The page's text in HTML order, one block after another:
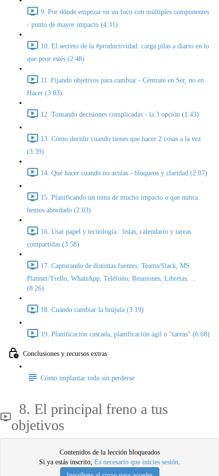
9. Por dónde empezar en un foco con múltiples componentes
- punto de mayor impacto (4:31)
10. El secreto de la #productividad: carga pilas a diario en lo
que peor estés (2:48)
11. Fijando objetivos para cambiar - Céntrate en Ser, no en
Hacer (3:03)
12. Tomando decisiones complicadas - la 3 opción (1:43)
13. Cómo decidir cuando tienes que hacer 2 cosas a la vez
(3:39)
14. Qué hacer cuando no actúas - bloqueos y claridad (2:07)
15. Planificando un tema de mucho impacto o que nunca
hemos abordado (2:03)
16. Usar papel y tecnología : listas, calendario y tareas
compartidas (3:58)
17. Capturando de distintas fuentes: Teams/Slack, MS
Planner/Trello, WhatsApp, Teléfono, Reuniones, Libretas, ...
(8:26)
18. Cuándo cambiar la brújula (3:19)
19. Planificación cascada, planificación ágil o "tareas" (6:08)
Conclusiones y recursos extras
Cómo implantar todo sin perderse
8. El principal freno a tus
objetivos
Contenidos de la lección bloqueados
Si ya estás inscrito, Es necesario que inicies sesión.